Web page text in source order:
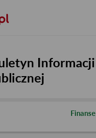
Informacji
Finanse